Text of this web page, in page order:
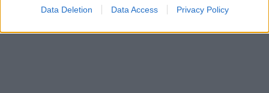
Data Deletion Data Access Privacy Policy